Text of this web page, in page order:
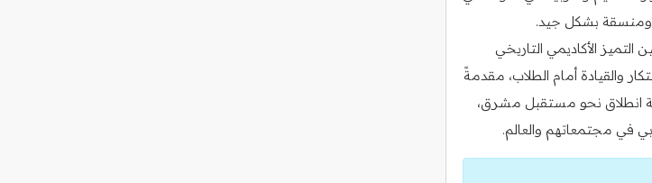
ومنسقة بشكل جيد.
الأكاديمي التاريخي
والقيادة أمام الطلاب، مقدمةً
انطلاق نحو مستقبل مشرق،
في مجتمعاتهم والعالم.